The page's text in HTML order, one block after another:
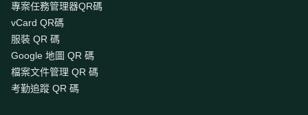
專案任務管理器QR碼
vCard QR碼
服裝 QR 碼
Google 地圖 QR 碼
檔案文件管理 QR 碼
考勤追蹤 QR 碼